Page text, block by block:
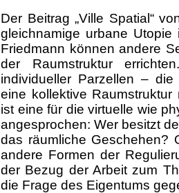
Der Beitrag „Ville Spatial“
gleichnamige urbane
Friedmann können andere
der Raumstruktur
individueller Parzellen –
eine kollektive Raumstruktur
ist eine für die virtuelle wie
angesprochen: Wer besitzt
das räumliche Geschehen?
andere Formen der
der Bezug der Arbeit zum
die Frage des Eigentums